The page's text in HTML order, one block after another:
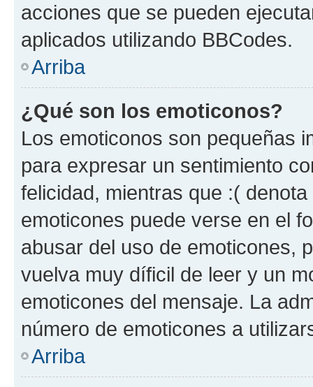
acciones que se pueden
aplicados utilizando BBCodes.
Arriba
¿Qué son los emoticonos?
Los emoticonos son pequeñas
para expresar un sentimiento
felicidad, mientras que :(
emoticones puede verse en el
abusar del uso de emoticones,
vuelva muy díficil de leer y un
emoticones del mensaje. La
número de emoticones a
Arriba